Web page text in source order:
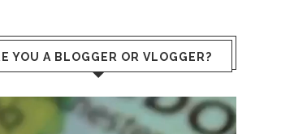
YOU A BLOGGER OR VLOGGER?